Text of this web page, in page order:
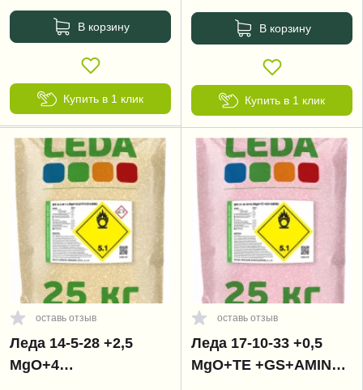
В корзину
Купить в 1 клик
В корзину
Купить в 1 клик
оставь отзыв
Леда 14-5-28 +2,5
MgO+4
оставь отзыв
Леда 17-10-33 +0,5
MgO+TE +GS+AMINO /